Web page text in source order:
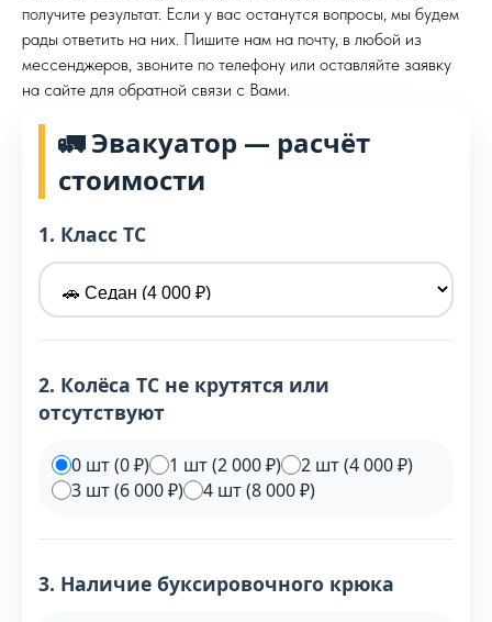
получите результат. Если у вас останутся вопросы, мы будем
рады ответить на них. Пишите нам на почту, в любой из
мессенджеров, звоните по телефону или оставляйте заявку
на сайте для обратной связи с Вами.
🚛 Эвакуатор — расчёт
стоимости
1. Класс ТС
2. Колёса ТС не крутятся или
отсутствуют
0 шт (0 ₽) 1 шт (2 000 ₽)
2 шт (4 000 ₽)
3 шт (6 000 ₽)
4 шт (8 000 ₽)
3. Наличие буксировочного крюка